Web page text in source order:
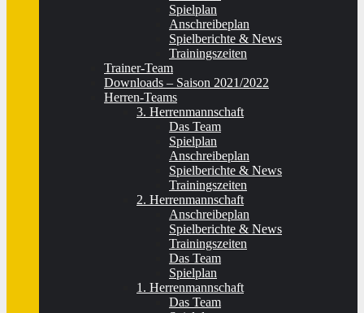
Spielplan
Anschreibeplan
Spielberichte & News
Trainingszeiten
Trainer-Team
Downloads – Saison 2021/2022
Herren-Teams
3. Herrenmannschaft
Das Team
Spielplan
Anschreibeplan
Spielberichte & News
Trainingszeiten
2. Herrenmannschaft
Anschreibeplan
Spielberichte & News
Trainingszeiten
Das Team
Spielplan
1. Herrenmannschaft
Das Team